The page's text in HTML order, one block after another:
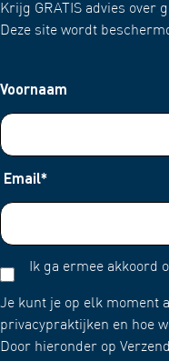
Krijg GRATIS advies over
Deze site wordt
Voornaam
Email*
Ik ga ermee akkoord
Je kunt je op elk moment
privacypraktijken en hoe
Door hieronder op